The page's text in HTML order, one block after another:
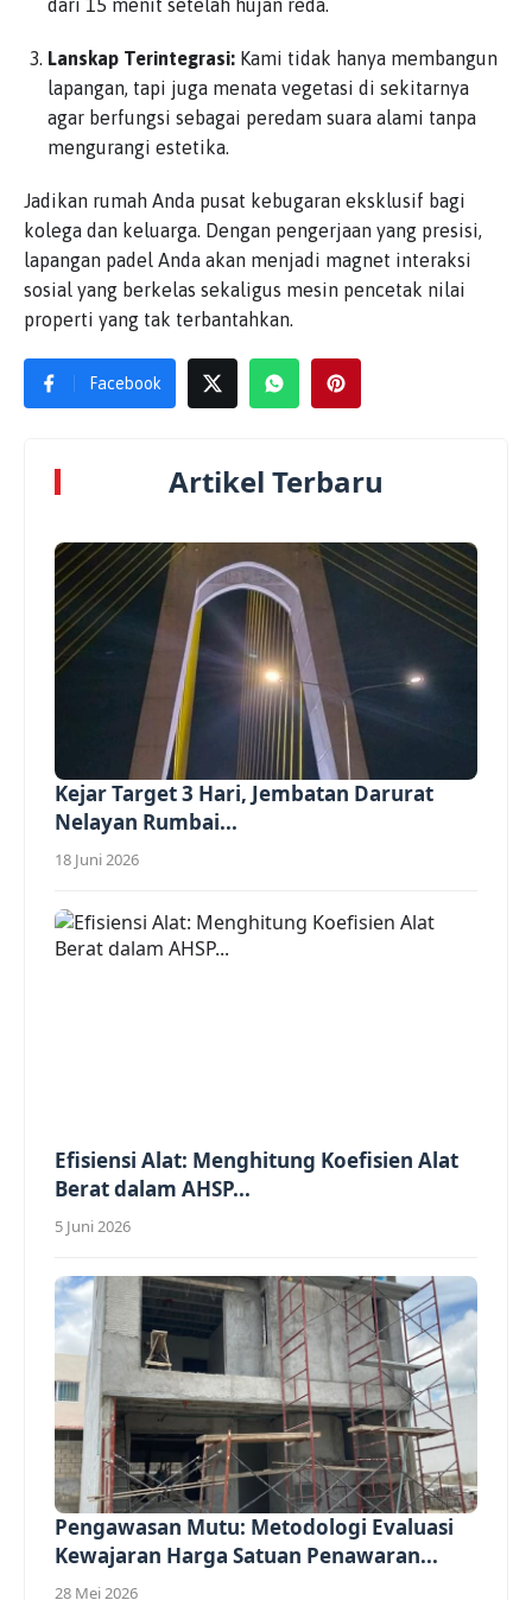
dari 15 menit setelah hujan reda.
Lanskap Terintegrasi: Kami tidak hanya membangun
lapangan, tapi juga menata vegetasi di sekitarnya
agar berfungsi sebagai peredam suara alami tanpa
mengurangi estetika.
Jadikan rumah Anda pusat kebugaran eksklusif bagi
kolega dan keluarga. Dengan pengerjaan yang presisi,
lapangan padel Anda akan menjadi magnet interaksi
sosial yang berkelas sekaligus mesin pencetak nilai
properti yang tak terbantahkan.
Facebook
Artikel Terbaru
Kejar Target 3 Hari, Jembatan Darurat
Nelayan Rumbai...
18 Juni 2026
Efisiensi Alat: Menghitung Koefisien Alat
Berat dalam AHSP...
5 Juni 2026
Pengawasan Mutu: Metodologi Evaluasi
Kewajaran Harga Satuan Penawaran...
28 Mei 2026